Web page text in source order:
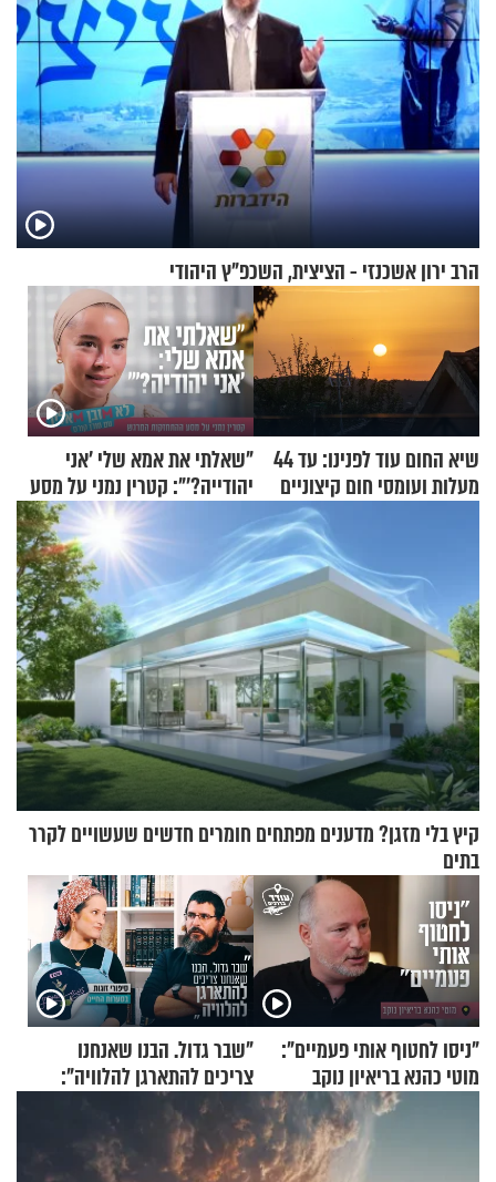
הרב ירון אשכנזי - הציצית, השכפ"ץ היהודי
שיא החום עוד לפנינו: עד 44
מעלות ועומסי חום קיצוניים
"שאלתי את אמא שלי 'אני
יהודייה?'": קטרין נמני על מסע
ההתחזקות המרגש
קיץ בלי מזגן? מדענים מפתחים חומרים חדשים שעשויים לקרר
בתים
"ניסו לחטוף אותי פעמיים":
מוטי כהנא בריאיון נוקב
"שבר גדול. הבנו שאנחנו
צריכים להתארגן להלוויה":
זוגיות במבחן, הפעם עם מרים
וגד דנינו